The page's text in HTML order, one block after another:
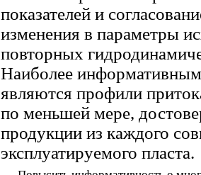
показателей и
изменения в параметры
повторных
Наиболее
являются профили
по меньшей мере,
продукции из каждого
эксплуатируемого пласта.